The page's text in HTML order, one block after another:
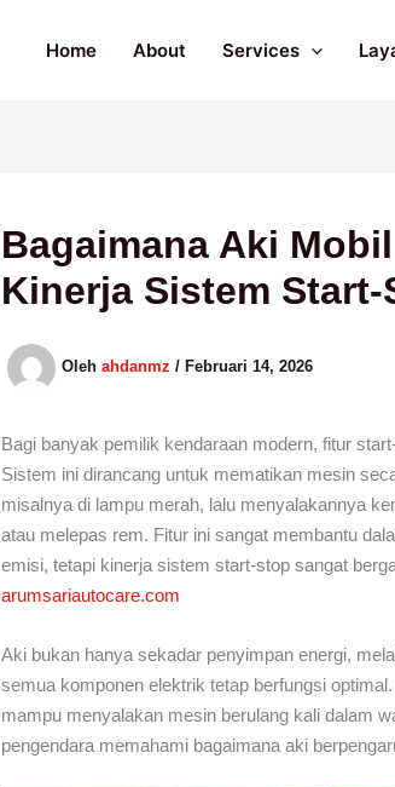
Home About Services
Bagaimana Aki
Kinerja Sistem
Oleh ahdanmz / Februari 14, 2026
Bagi banyak pemilik kendaraan modern, fitur
Sistem ini dirancang untuk mematikan mesin
misalnya di lampu merah, lalu menyalakannya
atau melepas rem. Fitur ini sangat membantu
emisi, tetapi kinerja sistem start-stop sangat
arumsariautocare.com
Aki bukan hanya sekadar penyimpan energi,
semua komponen elektrik tetap berfungsi
mampu menyalakan mesin berulang kali dalam
pengendara memahami bagaimana aki